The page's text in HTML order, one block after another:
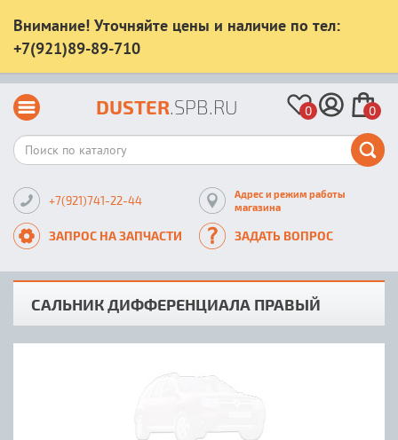
Внимание! Уточняйте цены и наличие по тел:
+7(921)89-89-710
DUSTER.SPB.RU 0 0
+7(921)741-22-44
Адрес и режим работы
магазина
ЗАПРОС НА ЗАПЧАСТИ ЗАДАТЬ ВОПРОС
САЛЬНИК ДИФФЕРЕНЦИАЛА ПРАВЫЙ